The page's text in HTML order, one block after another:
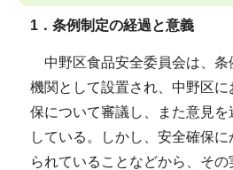
1．条例制定の経過と意義
中野区食品安全委員会は、条
機関として設置され、中野区
保について審議し、また意見を
している。しかし、安全確保
られていることなどから、そ